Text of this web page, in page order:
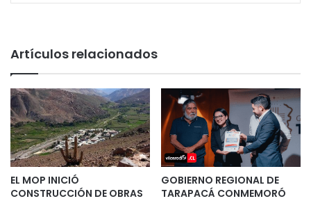
Artículos relacionados
EL MOP INICIÓ
CONSTRUCCIÓN DE OBRAS
GOBIERNO REGIONAL DE
TARAPACÁ CONMEMORÓ